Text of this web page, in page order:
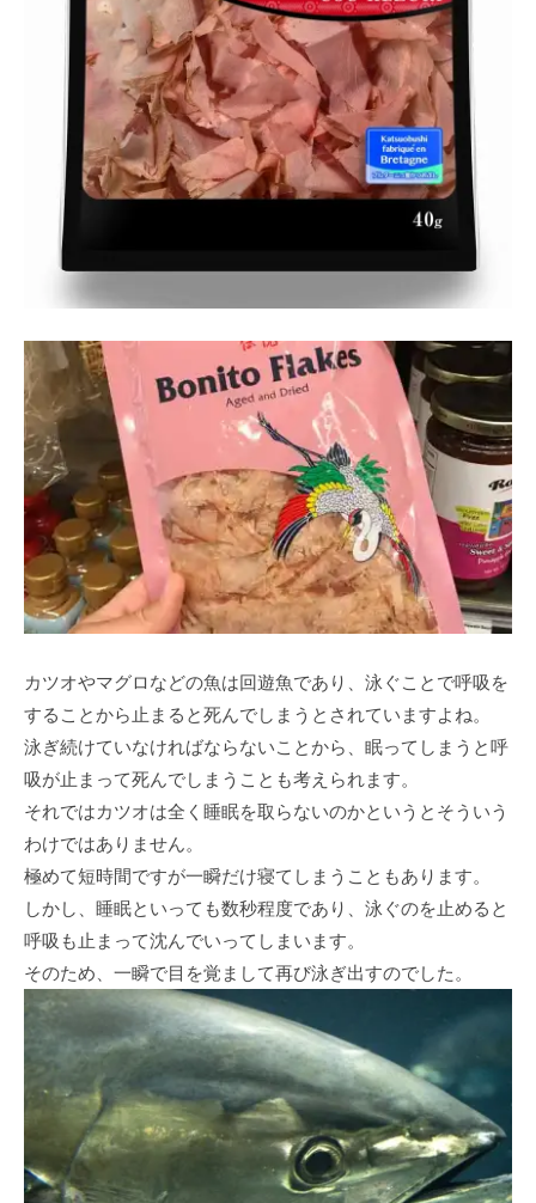
カツオやマグロなどの魚は回遊魚であり、泳ぐことで呼吸を
することから止まると死んでしまうとされていますよね。
泳ぎ続けていなければならないことから、眠ってしまうと呼
吸が止まって死んでしまうことも考えられます。
それではカツオは全く睡眠を取らないのかというとそういう
わけではありません。
極めて短時間ですが一瞬だけ寝てしまうこともあります。
しかし、睡眠といっても数秒程度であり、泳ぐのを止めると
呼吸も止まって沈んでいってしまいます。
そのため、一瞬で目を覚まして再び泳ぎ出すのでした。